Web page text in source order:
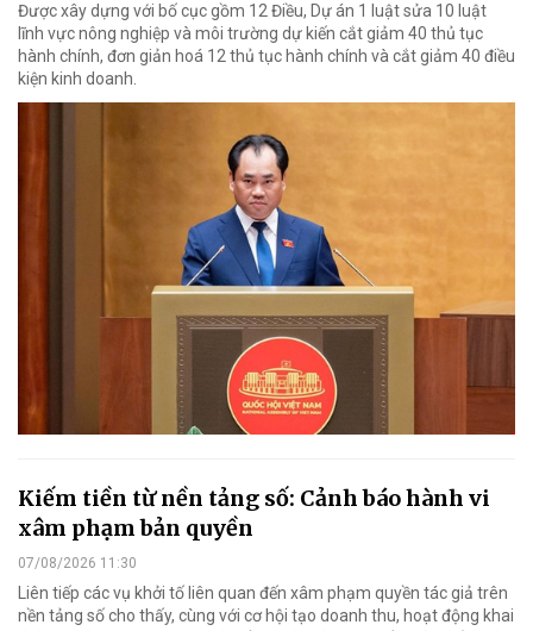
Được xây dựng với bố cục gồm 12 Điều, Dự án 1 luật sửa 10 luật
lĩnh vực nông nghiệp và môi trường dự kiến cắt giảm 40 thủ tục
hành chính, đơn giản hoá 12 thủ tục hành chính và cắt giảm 40 điều
kiện kinh doanh.
Kiếm tiền từ nền tảng số: Cảnh báo hành vi
xâm phạm bản quyền
07/08/2026 11:30
Liên tiếp các vụ khởi tố liên quan đến xâm phạm quyền tác giả trên
nền tảng số cho thấy, cùng với cơ hội tạo doanh thu, hoạt động khai